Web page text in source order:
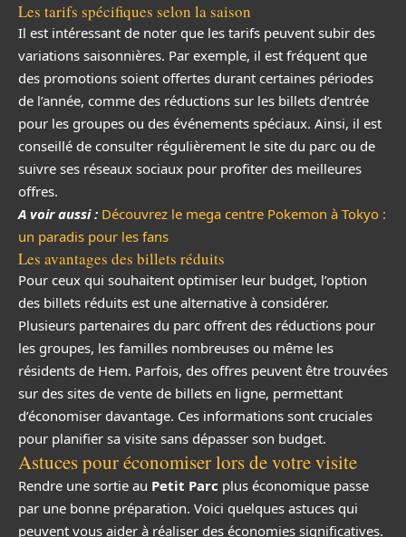
Les tarifs spécifiques selon la saison
Il est intéressant de noter que les tarifs peuvent subir des
variations saisonnières. Par exemple, il est fréquent que
des promotions soient offertes durant certaines périodes
de l’année, comme des réductions sur les billets d’entrée
pour les groupes ou des événements spéciaux. Ainsi, il est
conseillé de consulter régulièrement le site du parc ou de
suivre ses réseaux sociaux pour profiter des meilleures
offres.
A voir aussi : Découvrez le mega centre Pokemon à Tokyo :
un paradis pour les fans
Les avantages des billets réduits
Pour ceux qui souhaitent optimiser leur budget, l’option
des billets réduits est une alternative à considérer.
Plusieurs partenaires du parc offrent des réductions pour
les groupes, les familles nombreuses ou même les
résidents de Hem. Parfois, des offres peuvent être trouvées
sur des sites de vente de billets en ligne, permettant
d’économiser davantage. Ces informations sont cruciales
pour planifier sa visite sans dépasser son budget.
Astuces pour économiser lors de votre visite
Rendre une sortie au Petit Parc plus économique passe
par une bonne préparation. Voici quelques astuces qui
peuvent vous aider à réaliser des économies significatives.